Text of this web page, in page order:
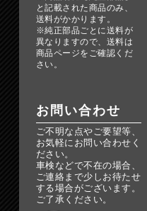
と記載された商品のみ、
送料がかかります。
※純正部品ごとに送料が
異なりますので、送料は
商品ページをご確認くだ
さい。
お問い合わせ
ご不明な点やご要望等、
お気軽にお問い合わせく
ださい。
車検などで不在の場合、
ご連絡まで少しお待たせ
する場合がございます。
ご了承ください。